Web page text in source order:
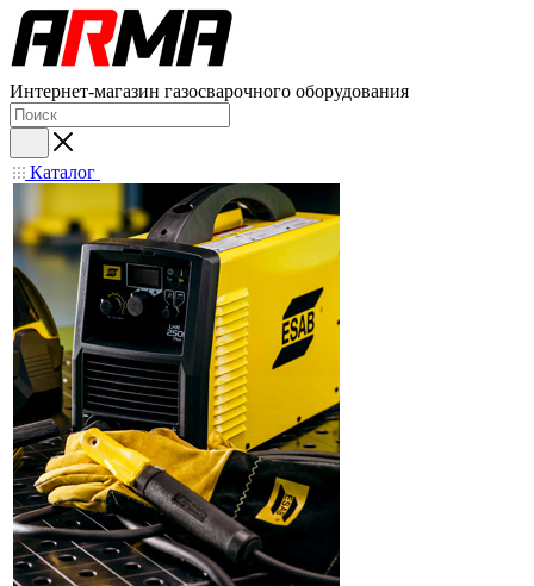
Интернет-магазин газосварочного оборудования
Каталог